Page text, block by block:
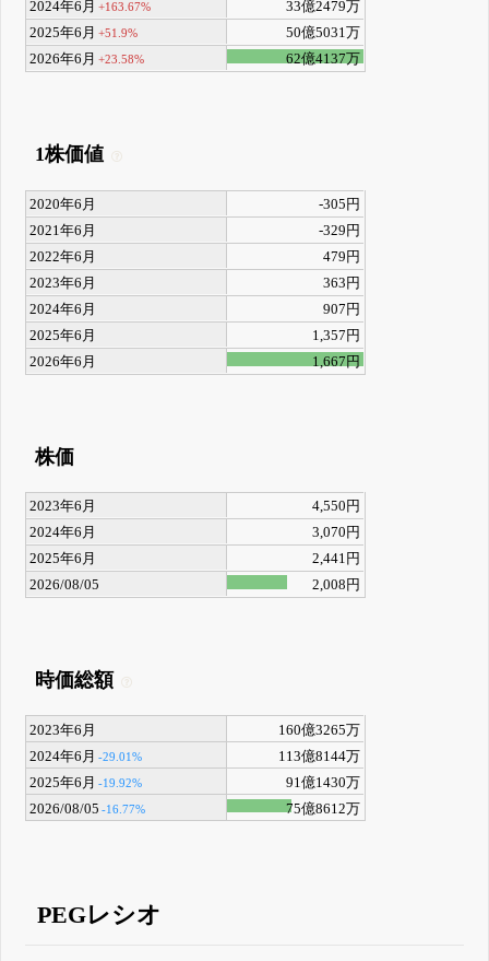
2024年6月 +163.67%
33億2479万
2025年6月 +51.9%
50億5031万
2026年6月 +23.58% 62億4137万
1株価値
2020年6月
-305円
2021年6月
-329円
2022年6月
479円
2023年6月
363円
2024年6月
907円
2025年6月
1,357円
2026年6月
1,667円
株価
2023年6月
4,550円
2024年6月
3,070円
2025年6月
2,441円
2026/08/05
2,008円
時価総額
2023年6月
160億3265万
2024年6月 -29.01%
113億8144万
2025年6月 -19.92%
91億1430万
2026/08/05 -16.77% 75億8612万
PEGレシオ